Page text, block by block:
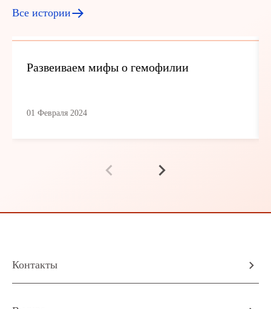
Все истории
Развеиваем мифы о гемофилии
01 Февраля 2024
Контакты